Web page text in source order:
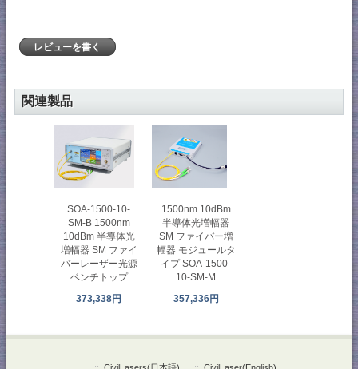
レビューを書く
関連製品
SOA-1500-10-
SM-B 1500nm
10dBm 半導体光
増幅器 SM ファイ
バーレーザー光源
ベンチトップ
373,338円
1500nm 10dBm
半導体光増幅器
SM ファイバー増
幅器 モジュールタ
イプ SOA-1500-
10-SM-M
357,336円